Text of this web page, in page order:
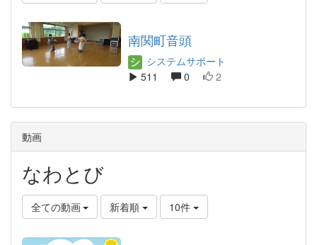
南関町音頭
システムサポート
511
0 2
動画
なわとび
全ての動画 新着順 10件